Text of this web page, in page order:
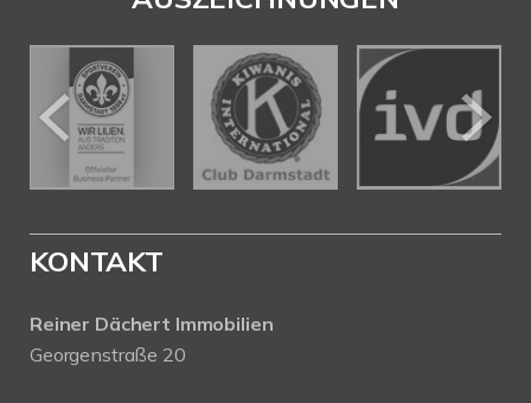
KONTAKT
Reiner Dächert Immobilien
Georgenstraße 20